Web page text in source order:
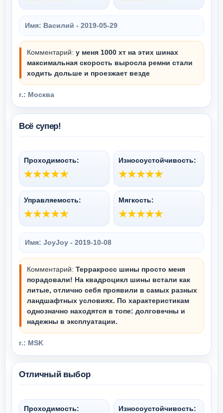
Имя: Василий - 2019-05-29
Комментарий: у меня 1000 хт на этих шинах
максимальная скорость выросла ремни стали
ходить дольше и проезжает везде
г.: Москва
Всё супер!
Проходимость: Износоустойчивость:
Управляемость: Мягкость:
Имя: JoyJoy - 2019-10-08
Комментарий: Терракросс шины просто меня
порадовали! На квадроцикл шины встали как
литые, отлично себя проявили в самых разных
ландшафтных условиях. По характеристикам
однозначно находятся в топе: долговечны и
надежны в эксплуатации.
г.: MSK
Отличный выбор
Проходимость: Износоустойчивость: